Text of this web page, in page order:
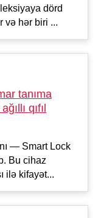
dörd
və hər biri ...
tanıma
qıfıl
— Smart Lock
Bu cihaz
ilə kifayət...